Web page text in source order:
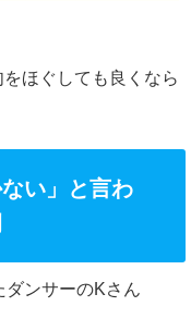
ほぐしても良くなら
い」と言わ
ダンサーのKさん